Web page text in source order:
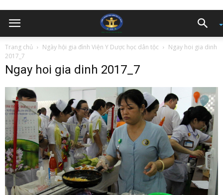
Trang chủ Ngày hội gia đình Viện Y Dược học dân tộc
Ngay hoi gia dinh
2017_7
Ngay hoi gia dinh 2017_7